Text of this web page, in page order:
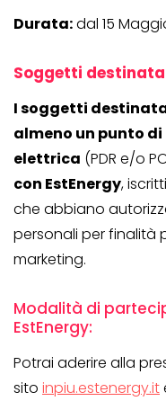
Durata:dal 15
Soggetti
I soggetti
almeno un punto
elettrica (PDR e/o
con EstEnergy,
che abbiano
personali per finalità
marketing.
Modalità di
EstEnergy:
Potrai aderire alla
sito inpiu.estenergy.it